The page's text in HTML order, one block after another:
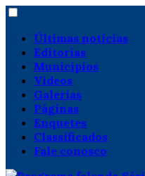
Últimas notícias
Editorias
Municípios
Vídeos
Galerias
Páginas
Enquetes
Classificados
Fale conosco